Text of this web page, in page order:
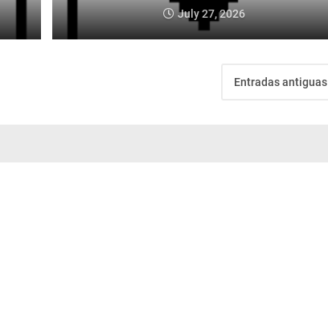
July 27, 2026
Entradas antiguas